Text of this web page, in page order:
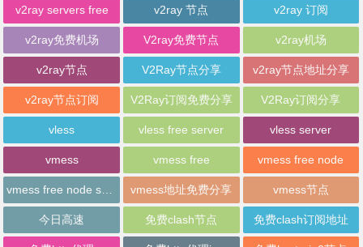
v2ray servers free v2ray 节点 v2ray 订阅
v2ray免费机场 V2ray免费节点 v2ray机场
v2ray节点 V2Ray节点分享 v2ray节点地址分享
v2ray节点订阅 V2Ray订阅免费分享 V2Ray订阅分享
vless vless free server vless server
vmess vmess free vmess free node
vmess地址免费分享 vmess节点
今日高速 免费clash节点 免费clash订阅地址